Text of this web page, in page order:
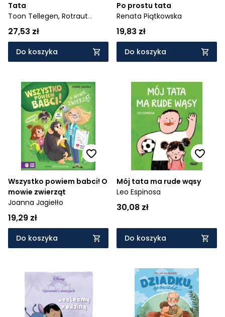
Tata
Toon Tellegen, Rotraut
Susanne Berner
27,53 zł
Do koszyka
Po prostu tata
Renata Piątkowska
19,83 zł
Do koszyka
Wszystko powiem babci! O
mowie zwierząt
Joanna Jagiełło
19,29 zł
Do koszyka
Mój tata ma rude wąsy
Leo Espinosa
30,08 zł
Do koszyka